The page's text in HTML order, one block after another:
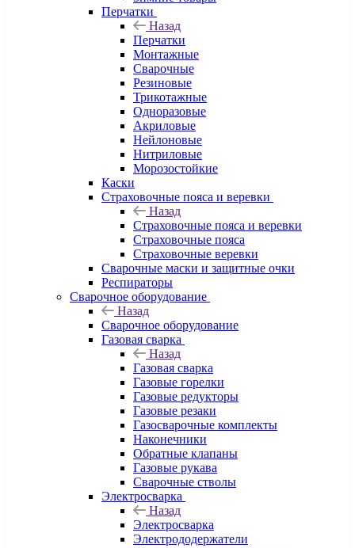
Перчатки
Назад
Перчатки
Монтажные
Сварочные
Резиновые
Трикотажные
Одноразовые
Акриловые
Нейлоновые
Нитриловые
Морозостойкие
Каски
Страховочные пояса и веревки
Назад
Страховочные пояса и веревки
Страховочные пояса
Страховочные веревки
Сварочные маски и защитные очки
Респираторы
Сварочное оборудование
Назад
Сварочное оборудование
Газовая сварка
Назад
Газовая сварка
Газовые горелки
Газовые редукторы
Газовые резаки
Газосварочные комплекты
Наконечники
Обратные клапаны
Газовые рукава
Сварочные стволы
Электросварка
Назад
Электросварка
Электрододержатели